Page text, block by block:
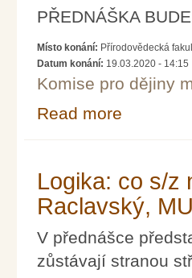
PŘEDNÁŠKA
Místo konání: Přírodovědecká
Datum konání: 19.03.2020 - 14:15
Komise pro dějiny
Read more
Logika: co s/z
Raclavský,
V přednášce
zůstávají stranou